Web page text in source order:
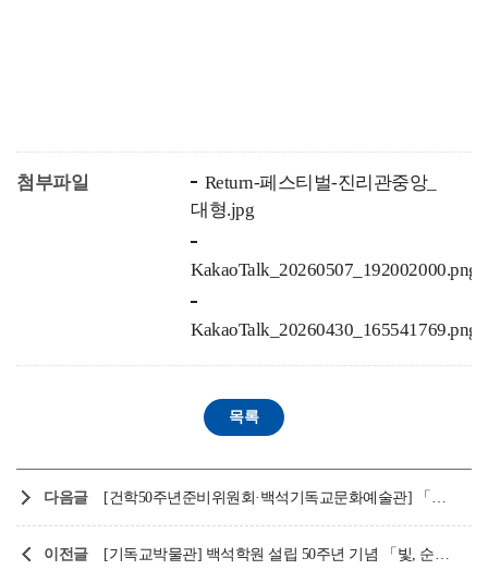
첨부파일
Return-페스티벌-진리관중앙_
대형.jpg
KakaoTalk_20260507_192002000.png
KakaoTalk_20260430_165541769.png
다음글
이전글